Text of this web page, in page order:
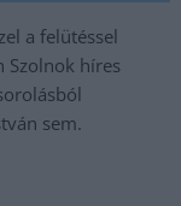
a felütéssel
Szolnok híres
sem.